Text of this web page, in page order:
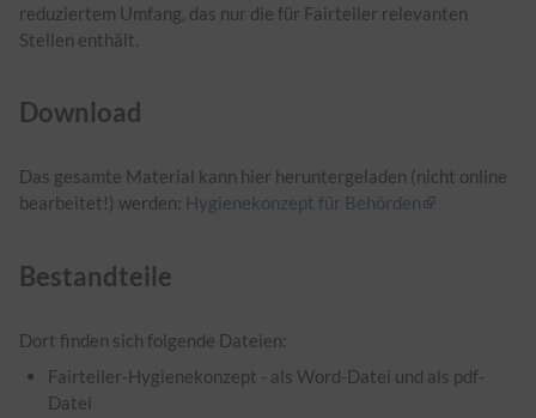
reduziertem Umfang, das nur die für Fairteiler relevanten
Stellen enthält.
Download
Das gesamte Material kann hier heruntergeladen (nicht online
bearbeitet!) werden: Hygienekonzept für Behörden
Bestandteile
Dort finden sich folgende Dateien:
Fairteiler-Hygienekonzept - als Word-Datei und als pdf-
Datei